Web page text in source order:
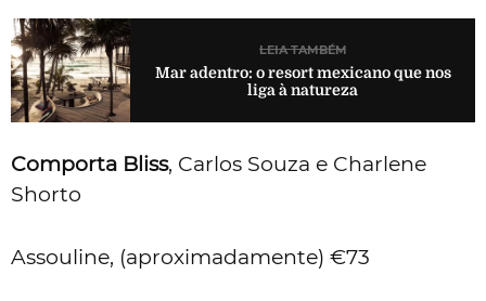
LEIA TAMBÉM
Mar adentro: o resort mexicano que nos
liga à natureza
Comporta Bliss, Carlos Souza e Charlene
Shorto
Assouline, (aproximadamente) €73